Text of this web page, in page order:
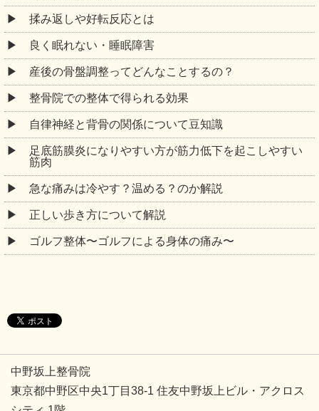
揉み返しや好転反応とは
良く眠れない・睡眠障害
産後の骨盤調整ってどんなことするの？
整骨院での整体で得られる効果
自律神経と背骨の関係について豆知識
足底筋膜炎になりやすい方が筋力低下を起こしやすい
筋肉
急な痛みは冷やす？温める？のか解説
正しい歩き方について解説
ゴルフ整体〜ゴルフによる身体の痛み〜
中野坂上整骨院
東京都中野区中央1丁目38-1 住友中野坂上ビル・アクロス